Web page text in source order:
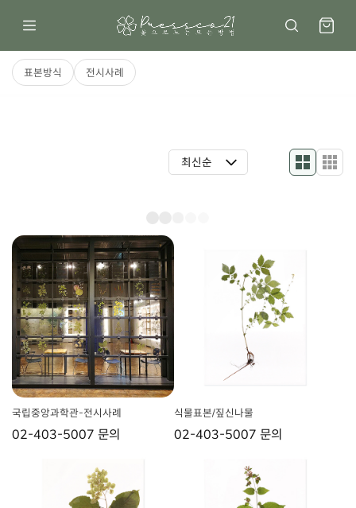
표본방식 전시사례
국립중앙과학관-전시사례
02-403-5007 문의
식물표본/짚신나물
02-403-5007 문의